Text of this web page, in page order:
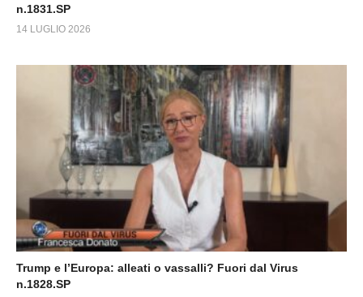
n.1831.SP
14 LUGLIO 2026
Trump e l’Europa: alleati o vassalli? Fuori dal Virus
n.1828.SP